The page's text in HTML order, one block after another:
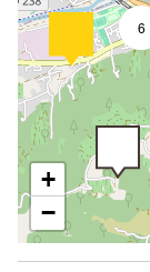
6
+
−